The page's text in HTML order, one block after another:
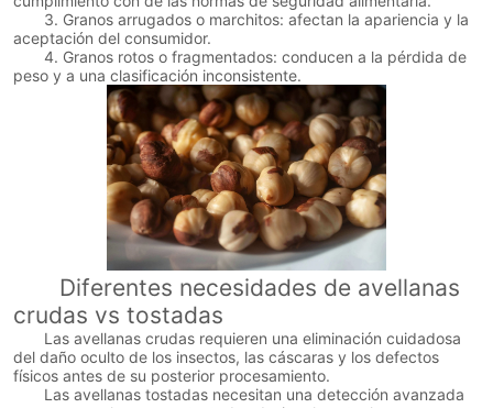
3. Granos arrugados o marchitos: afectan la apariencia y la
aceptación del consumidor.
4. Granos rotos o fragmentados: conducen a la pérdida de
peso y a una clasificación inconsistente.
Diferentes necesidades de avellanas
crudas vs tostadas
Las avellanas crudas requieren una eliminación cuidadosa
del daño oculto de los insectos, las cáscaras y los defectos
físicos antes de su posterior procesamiento.
Las avellanas tostadas necesitan una detección avanzada